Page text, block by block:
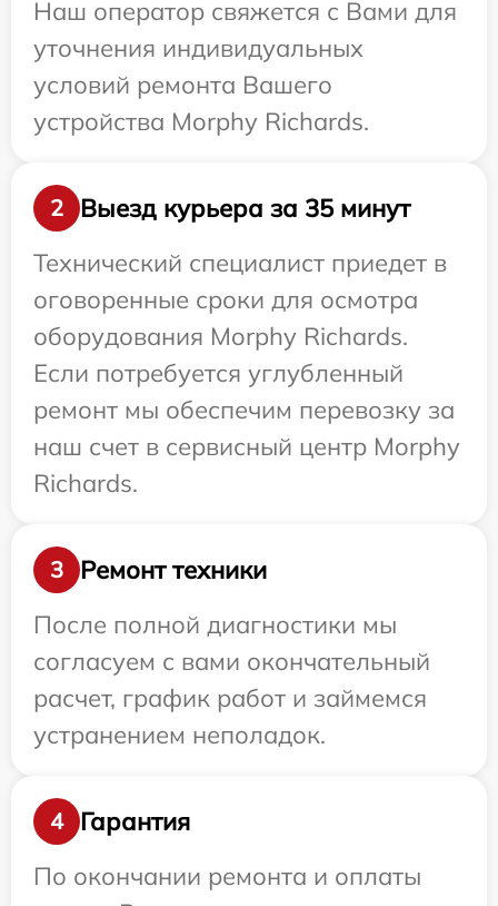
Наш оператор свяжется с Вами для
уточнения индивидуальных
условий ремонта Вашего
устройства Morphy Richards.
2
Выезд курьера за 35 минут
Технический специалист приедет в
оговоренные сроки для осмотра
оборудования Morphy Richards.
Если потребуется углубленный
ремонт мы обеспечим перевозку за
наш счет в сервисный центр Morphy
Richards.
3
Ремонт техники
После полной диагностики мы
согласуем с вами окончательный
расчет, график работ и займемся
устранением неполадок.
4
Гарантия
По окончании ремонта и оплаты